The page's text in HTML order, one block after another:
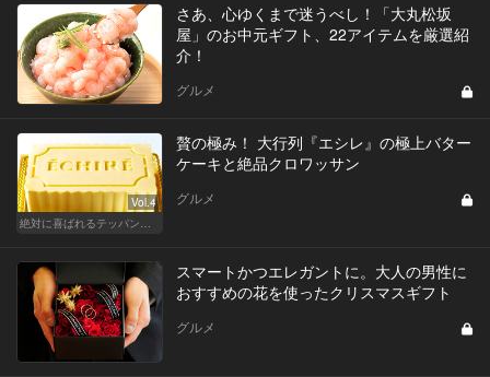
さあ、心ゆくまで迷うべし！「大丸松坂
屋」のお中元ギフト、22アイテムを厳選紹
介！
グルメ
Vol.4
贅の極み！ 大行列『エシレ』の極上バター
ケーキと絶品クロワッサン
グルメ
スマートかつエレガントに。大人の男性に
おすすめの花を使ったクリスマスギフト
グルメ